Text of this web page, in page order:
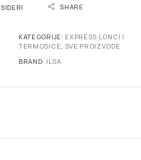
SHARE
KATEGORIJE: EXPRESS LONCI I
TERMOSICE, SVE PROIZVODE
BRAND: ILSA